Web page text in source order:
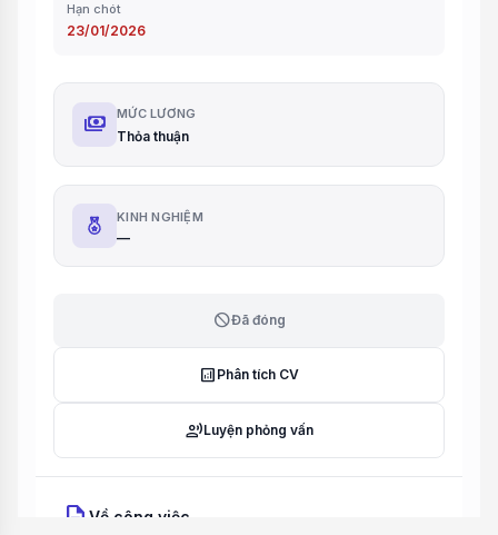
Hạn chót
23/01/2026
payments MỨC LƯƠNG
Thỏa thuận
KINH NGHIỆM
—
blockĐã đóng
analytics Phân tích CV
record_voice_overLuyện phỏng vấn
description Về công việc